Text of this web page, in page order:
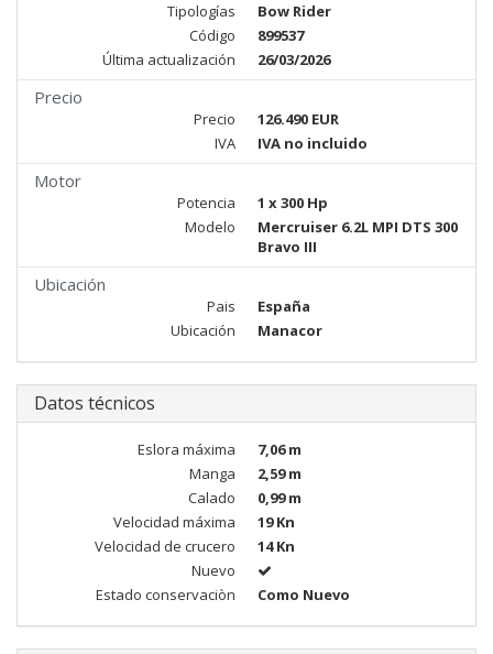
Tipologías
Bow Rider
Código
899537
Última actualización
26/03/2026
Precio
Precio
126.490 EUR
IVA
IVA no incluido
Motor
Potencia
1 x 300 Hp
Modelo
Mercruiser 6.2L MPI DTS 300
Bravo III
Ubicación
Pais
España
Ubicación
Manacor
Datos técnicos
Eslora máxima
7,06 m
Manga
2,59 m
Calado
0,99 m
Velocidad máxima
19 Kn
Velocidad de crucero
14 Kn
Nuevo
Estado conservaciòn
Como Nuevo